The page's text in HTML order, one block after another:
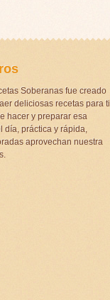
Soberanas fue creado
deliciosas recetas para ti
hacer y preparar esa
día, práctica y rápida,
aprovechan nuestra